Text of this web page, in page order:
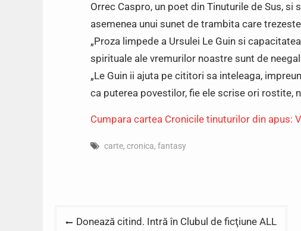
Orrec Caspro, un poet din Tinuturile de Sus, si
asemenea unui sunet de trambita care
„Proza limpede a Ursulei Le Guin si
spirituale ale vremurilor noastre sunt de
„Le Guin ii ajuta pe cititori sa inteleaga,
ca puterea povestilor, fie ele scrise ori rostite,
Cumpara cartea Cronicile tinuturilor din apus:
carte, cronica, fantasy
PostDonează citind. Intră în Clubul de ficţiune ALL